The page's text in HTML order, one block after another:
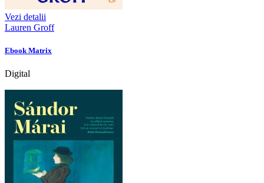
Vezi detalii
Lauren Groff
Ebook Matrix
Digital